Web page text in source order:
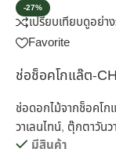
-27%
เปรียบเทียบดูอย่า
Favorite
ช่อช็อคโกแล๊ต-
ช่อดอกไม้จากช็อคโก
วาเลนไทน์, ตุ๊กตาวันว